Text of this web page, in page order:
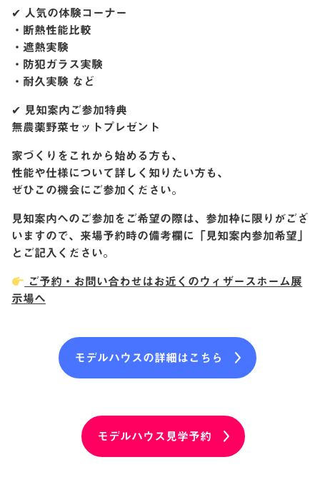
✔ 人気の体験コーナー
・断熱性能比較
・遮熱実験
・防犯ガラス実験
・耐久実験 など
✔ 見知案内ご参加特典
無農薬野菜セットプレゼント
家づくりをこれから始める方も、
性能や仕様について詳しく知りたい方も、
ぜひこの機会にご参加ください。
見知案内へのご参加をご希望の際は、参加枠に限りがござ
いますので、来場予約時の備考欄に「見知案内参加希望」
とご記入ください。
ご予約・お問い合わせはお近くのウィザースホーム展
示場へ
モデルハウスの詳細はこちら
モデルハウス見学予約